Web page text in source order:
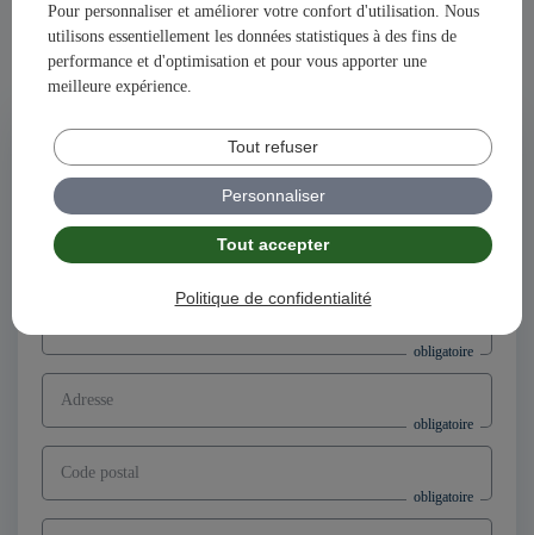
Pour personnaliser et améliorer votre confort d'utilisation. Nous
utilisons essentiellement les données statistiques à des fins de
performance et d'optimisation et pour vous apporter une
meilleure expérience.
Tout accepter
Tout refuser
Personnaliser
Politique de confidentialité
Ensemble, construisons votre avenir et votre succès avec
illiCO travaux !
Postuler à l'offre
Directeur d’agence franchisé F/H,
secteur Lannemezan (65)
Adresse
Code postal